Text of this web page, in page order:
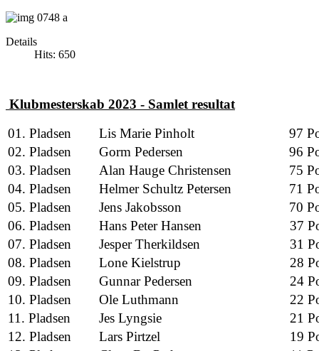
Details
Hits: 650
Klubmesterskab 2023 - Samlet resultat
01 . Pladsen Lis Marie Pinholt
97
02. Pladsen
Gorm Pedersen
96
03. Pladsen
Alan Hauge Christensen
75
04. Pladsen
Helmer Schultz Petersen
71
05. Pladsen
Jens Jakobsson
70
06. Pladsen
Hans Peter Hansen
37
07. Pladsen
Jesper Therkildsen
31
08. Pladsen
Lone Kielstrup
28
09. Pladsen
Gunnar Pedersen
24
10. Pladsen
Ole Luthmann
22
11. Pladsen
Jes Lyngsie
21
12. Pladsen
Lars Pirtzel
19